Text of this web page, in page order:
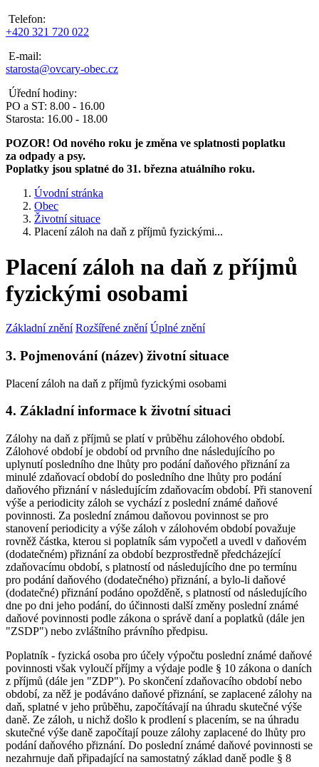
Telefon:
+420 321 720 022
E-mail:
starosta@ovcary-obec.cz
Úřední hodiny:
PO a ST: 8.00 - 16.00
Starosta: 16.00 - 18.00
POZOR! Od nového roku je změna ve splatnosti poplatku
za odpady a psy.
Poplatky jsou splatné do 31. března atuálního roku.
Úvodní stránka
Obec
Životní situace
Placení záloh na daň z příjmů fyzickými...
Placení záloh na daň z příjmů
fyzickými osobami
Základní znění Rozšířené znění Úplné znění
3. Pojmenování (název) životní situace
Placení záloh na daň z příjmů fyzickými osobami
4. Základní informace k životní situaci
Zálohy na daň z příjmů se platí v průběhu zálohového období.
Zálohové období je období od prvního dne následujícího po
uplynutí posledního dne lhůty pro podání daňového přiznání za
minulé zdaňovací období do posledního dne lhůty pro podání
daňového přiznání v následujícím zdaňovacím období. Při stanovení
výše a periodicity záloh se vychází z poslední známé daňové
povinnosti. Za poslední známou daňovou povinnost se pro
stanovení periodicity a výše záloh v zálohovém období považuje
rovněž částka, kterou si poplatník sám vypočetl a uvedl v daňovém
(dodatečném) přiznání za období bezprostředně předcházející
zdaňovacímu období, s platností od následujícího dne po termínu
pro podání daňového (dodatečného) přiznání, a bylo-li daňové
(dodatečné) přiznání podáno opožděně, s platností od následujícího
dne po dni jeho podání, do účinnosti další změny poslední známé
daňové povinnosti podle zákona o správě daní a poplatků (dále jen
"ZSDP") nebo zvláštního právního předpisu.
Poplatník - fyzická osoba pro účely výpočtu poslední známé daňové
povinnosti však vyloučí příjmy a výdaje podle § 10 zákona o daních
z příjmů (dále jen "ZDP"). Po skončení zdaňovacího období nebo
období, za něž je podáváno daňové přiznání, se zaplacené zálohy na
daň, splatné v jeho průběhu, započítávají na úhradu skutečné výše
daně. Ze záloh, u nichž došlo k prodlení s placením, se na úhradu
skutečné výše daně započítají pouze zálohy zaplacené do lhůty pro
podání daňového přiznání. Do poslední známé daňové povinnosti se
nezahrnuje daň připadající na samostatný základ daně podle § 8